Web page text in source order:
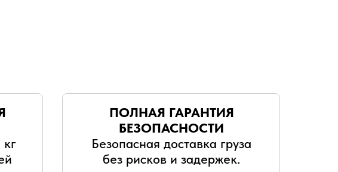
ПОЛНАЯ ГАРАНТИЯ
БЕЗОПАСНОСТИ
Безопасная доставка груза
без рисков и задержек.